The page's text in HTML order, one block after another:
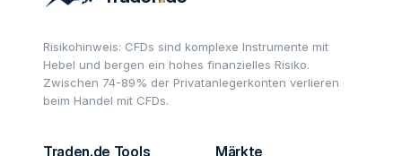
Risikohinweis: CFDs sind komplexe Instrumente mit
Hebel und bergen ein hohes finanzielles Risiko.
Zwischen 74-89% der Privatanlegerkonten verlieren
beim Handel mit CFDs.
Traden.de Tools Märkte